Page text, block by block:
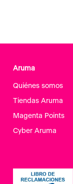
Aruma
Quiénes somos
Tiendas Aruma
Magenta Points
Cyber Aruma